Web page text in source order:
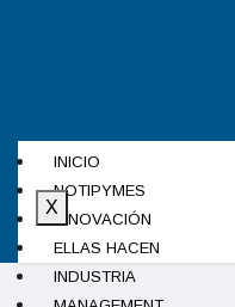
INICIO
NOTIPYMES
INNOVACIÓN
ELLAS HACEN
INDUSTRIA
X